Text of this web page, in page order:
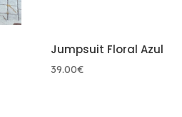
Jumpsuit Floral Azul
39.00€